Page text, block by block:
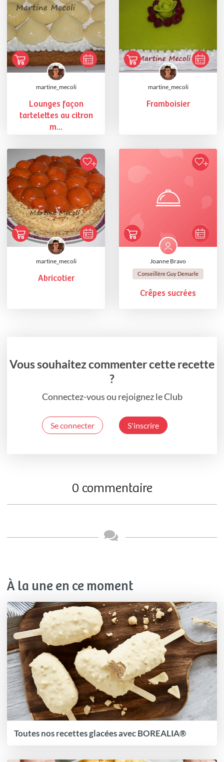
martine_mecoli
Lounges façon
tartelettes au citron
m...
martine_mecoli
Framboisier
martine_mecoli
Abricotier
Joanne Bravo
Conseillère Guy Demarle
Crêpes sucrées
Vous souhaitez commenter cette recette
?
Connectez-vous ou rejoignez le Club
Se connecter S'inscrire
0 commentaire
À la une en ce moment
Toutes nos recettes glacées avec BOREALIA®